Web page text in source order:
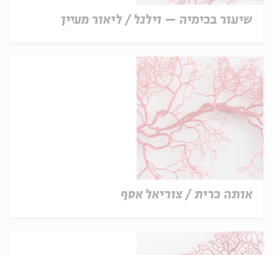
שיעור בכימיה – וילנל / ליאור מעיין
אותה כרית / צוריאל אסף